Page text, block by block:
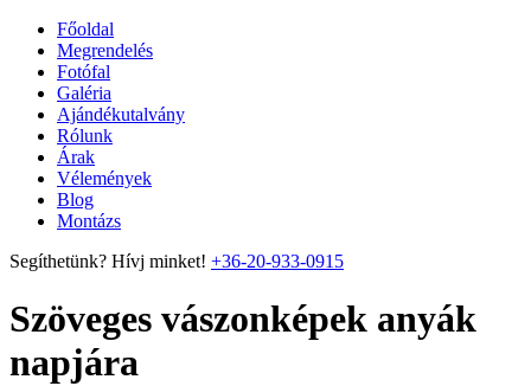
Főoldal
Megrendelés
Fotófal
Galéria
Ajándékutalvány
Rólunk
Árak
Vélemények
Blog
Montázs
Segíthetünk? Hívj minket! +36-20-933-0915
Szöveges vászonképek anyák
napjára